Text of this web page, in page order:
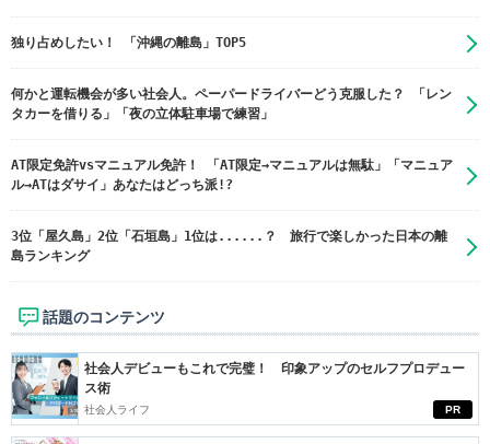
独り占めしたい！ 「沖縄の離島」TOP5
何かと運転機会が多い社会人。ペーパードライバーどう克服した？ 「レン
タカーを借りる」「夜の立体駐車場で練習」
AT限定免許vsマニュアル免許！ 「AT限定→マニュアルは無駄」「マニュア
ル→ATはダサイ」あなたはどっち派!?
3位「屋久島」2位「石垣島」1位は......？ 旅行で楽しかった日本の離
島ランキング
話題のコンテンツ
PR
社会人デビューもこれで完璧！ 印象アップのセルフプロデュー
ス術
社会人ライフ